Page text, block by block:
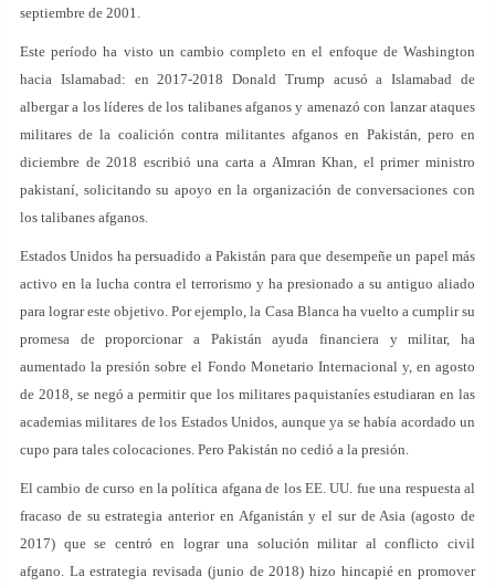
septiembre de 2001.
Este período ha visto un cambio completo en el enfoque de Washington
hacia Islamabad: en 2017-2018 Donald Trump acusó a Islamabad de
albergar a los líderes de los talibanes afganos y amenazó con lanzar ataques
militares de la coalición contra militantes afganos en Pakistán, pero en
diciembre de 2018 escribió una carta a AImran Khan, el primer ministro
pakistaní, solicitando su apoyo en la organización de conversaciones con
los talibanes afganos.
Estados Unidos ha persuadido a Pakistán para que desempeñe un papel más
activo en la lucha contra el terrorismo y ha presionado a su antiguo aliado
para lograr este objetivo. Por ejemplo, la Casa Blanca ha vuelto a cumplir su
promesa de proporcionar a Pakistán ayuda financiera y militar, ha
aumentado la presión sobre el Fondo Monetario Internacional y, en agosto
de 2018, se negó a permitir que los militares paquistaníes estudiaran en las
academias militares de los Estados Unidos, aunque ya se había acordado un
cupo para tales colocaciones. Pero Pakistán no cedió a la presión.
El cambio de curso en la política afgana de los EE. UU. fue una respuesta al
fracaso de su estrategia anterior en Afganistán y el sur de Asia (agosto de
2017) que se centró en lograr una solución militar al conflicto civil
afgano. La estrategia revisada (junio de 2018) hizo hincapié en promover